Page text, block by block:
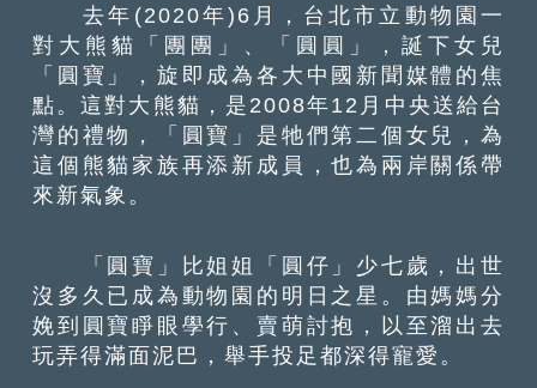
去年(2020年)6月，台北市立動物園一
對大熊貓「團團」、「圓圓」，誕下女兒
「圓寶」，旋即成為各大中國新聞媒體的焦
點。這對大熊貓，是2008年12月中央送給台
灣的禮物，「圓寶」是牠們第二個女兒，為
這個熊貓家族再添新成員，也為兩岸關係帶
來新氣象。
「圓寶」比姐姐「圓仔」少七歲，出世
沒多久已成為動物園的明日之星。由媽媽分
娩到圓寶睜眼學行、賣萌討抱，以至溜出去
玩弄得滿面泥巴，舉手投足都深得寵愛。